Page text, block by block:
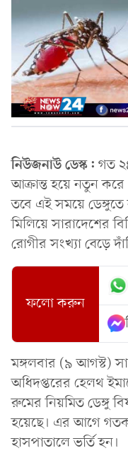
নিউজনাউ ডেস্ক: গত
আক্রান্ত হয়ে নতুন
তবে এই সময়ে
মিলিয়ে সারাদেশের
রোগীর সংখ্যা বেড়ে
ফলো করুন
মঙ্গলবার (৯ আগস্ট)
অধিদপ্তরের হেলথ
রুমের নিয়মিত ডেঙ্গু
হয়েছে। এর আগে
হাসপাতালে ভর্তি হন।